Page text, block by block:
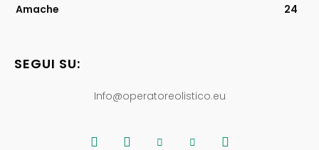
Amache
24
SEGUI SU:
Info@operatoreolistico.eu